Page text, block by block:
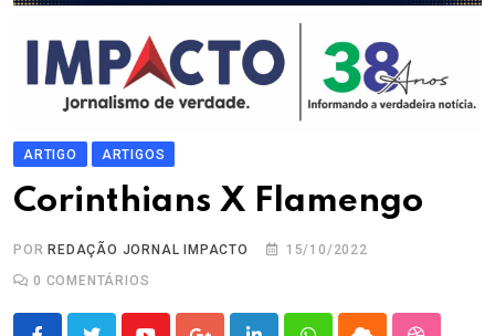
ARTIGO ARTIGOS
Corinthians X Flamengo
POR REDAÇÃO JORNAL IMPACTO
15/10/2022
0 COMENTÁRIOS